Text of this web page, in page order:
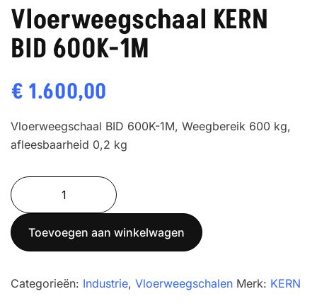
Vloerweegschaal KERN
BID 600K-1M
€ 1.600,00
Vloerweegschaal BID 600K-1M, Weegbereik 600 kg,
afleesbaarheid 0,2 kg
Vloerweegschaal
KERN
BID
600K-
aantal
Toevoegen aan winkelwagen
Categorieën: Industrie, Vloerweegschalen Merk: KERN